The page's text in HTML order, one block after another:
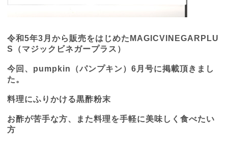
令和5年3 月から販売をはじめた MAGICVINEGARPLU
S
（マジックビネガープラス）
今回、 pumpkin （パンプキン）6 月号に掲載頂きまし
た。
料理にふりかける黒酢粉末
お酢が苦手な方、また料理を手軽に美味しく食べたい
方